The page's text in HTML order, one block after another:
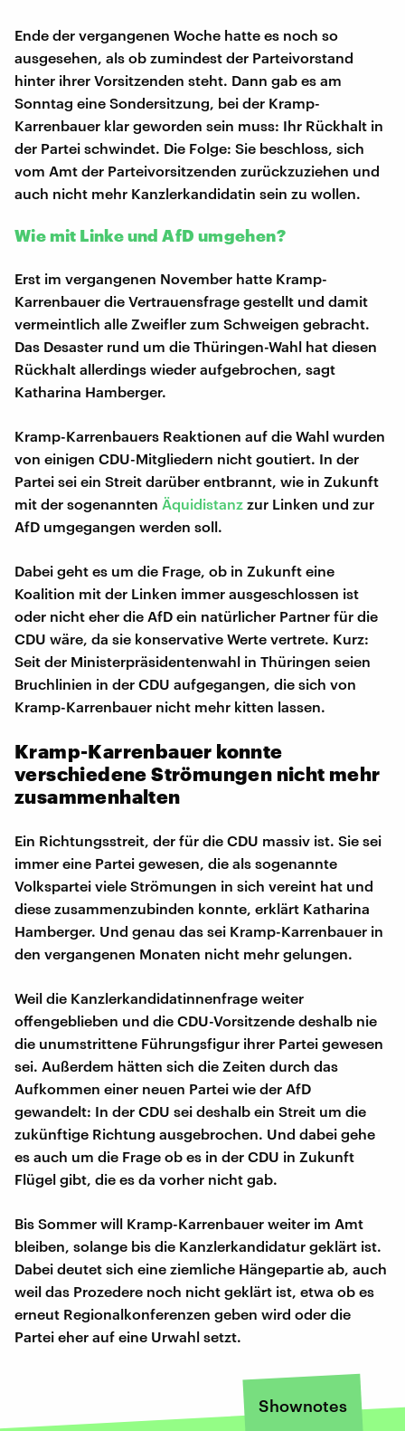
Ende der vergangenen Woche hatte es noch so
ausgesehen, als ob zumindest der Parteivorstand
hinter ihrer Vorsitzenden steht. Dann gab es am
Sonntag eine Sondersitzung, bei der Kramp-
Karrenbauer klar geworden sein muss: Ihr Rückhalt in
der Partei schwindet. Die Folge: Sie beschloss, sich
vom Amt der Parteivorsitzenden zurückzuziehen und
auch nicht mehr Kanzlerkandidatin sein zu wollen.
Wie mit Linke und AfD umgehen?
Erst im vergangenen November hatte Kramp-
Karrenbauer die Vertrauensfrage gestellt und damit
vermeintlich alle Zweifler zum Schweigen gebracht.
Das Desaster rund um die Thüringen-Wahl hat diesen
Rückhalt allerdings wieder aufgebrochen, sagt
Katharina Hamberger.
Kramp-Karrenbauers Reaktionen auf die Wahl wurden
von einigen CDU-Mitgliedern nicht goutiert. In der
Partei sei ein Streit darüber entbrannt, wie in Zukunft
mit der sogenannten Äquidistanz zur Linken und zur
AfD umgegangen werden soll.
Dabei geht es um die Frage, ob in Zukunft eine
Koalition mit der Linken immer ausgeschlossen ist
oder nicht eher die AfD ein natürlicher Partner für die
CDU wäre, da sie konservative Werte vertrete. Kurz:
Seit der Ministerpräsidentenwahl in Thüringen seien
Bruchlinien in der CDU aufgegangen, die sich von
Kramp-Karrenbauer nicht mehr kitten lassen.
Kramp-Karrenbauer konnte
verschiedene Strömungen nicht mehr
zusammenhalten
Ein Richtungsstreit, der für die CDU massiv ist. Sie sei
immer eine Partei gewesen, die als sogenannte
Volkspartei viele Strömungen in sich vereint hat und
diese zusammenzubinden konnte, erklärt Katharina
Hamberger. Und genau das sei Kramp-Karrenbauer in
den vergangenen Monaten nicht mehr gelungen.
Weil die Kanzlerkandidatinnenfrage weiter
offengeblieben und die CDU-Vorsitzende deshalb nie
die unumstrittene Führungsfigur ihrer Partei gewesen
sei. Außerdem hätten sich die Zeiten durch das
Aufkommen einer neuen Partei wie der AfD
gewandelt: In der CDU sei deshalb ein Streit um die
zukünftige Richtung ausgebrochen. Und dabei gehe
es auch um die Frage ob es in der CDU in Zukunft
Flügel gibt, die es da vorher nicht gab.
Bis Sommer will Kramp-Karrenbauer weiter im Amt
bleiben, solange bis die Kanzlerkandidatur geklärt ist.
Dabei deutet sich eine ziemliche Hängepartie ab, auch
weil das Prozedere noch nicht geklärt ist, etwa ob es
erneut Regionalkonferenzen geben wird oder die
Partei eher auf eine Urwahl setzt.
Shownotes